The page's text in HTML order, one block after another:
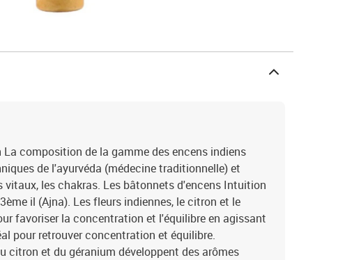
composition de la gamme des encens indiens
de l'ayurvéda (médecine traditionnelle) et
vitaux, les chakras. Les bâtonnets d'encens Intuition
il (Ajna). Les fleurs indiennes, le citron et le
favoriser la concentration et l'équilibre en agissant
pour retrouver concentration et équilibre.
citron et du géranium développent des arômes